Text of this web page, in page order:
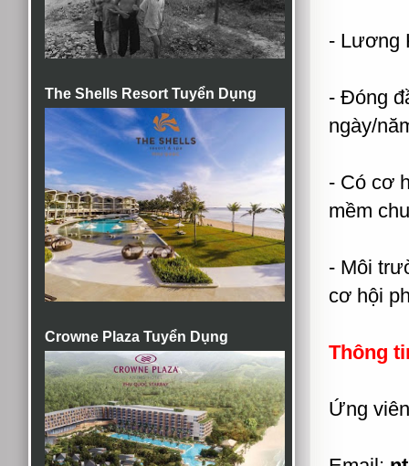
The Shells Resort Tuyển Dụng
Crowne Plaza Tuyển Dụng
- Lương
- Đóng
ngày/
- Có cơ
mềm
- Môi
cơ hội
Thông
Ứng